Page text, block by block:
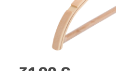
Regulärer Preis: